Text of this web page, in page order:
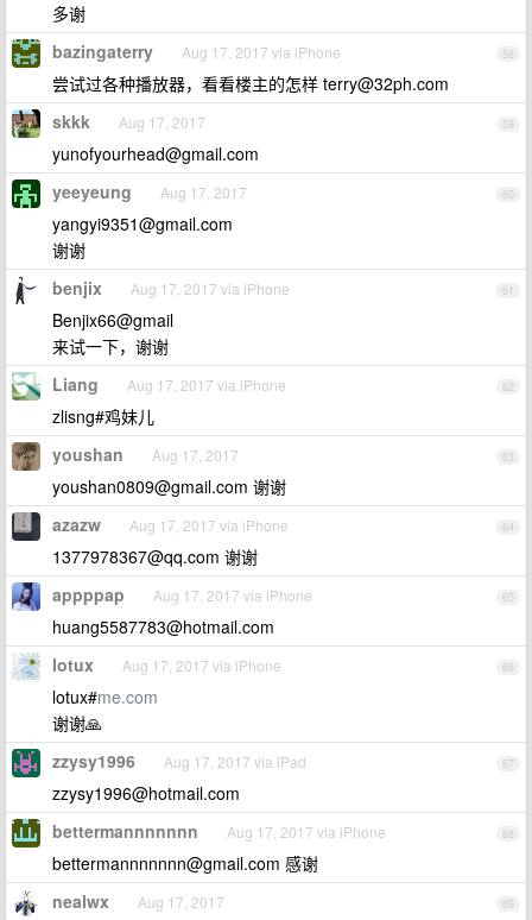
多谢
58
bazingaterry Aug 17, 2017 via iPhone
尝试过各种播放器，看看楼主的怎样 terry@32ph.com
59
skkk Aug 17, 2017
yunofyourhead@gmail.com
60
yeeyeung Aug 17, 2017
yangyi9351@gmail.com
谢谢
61
benjix Aug 17, 2017 via iPhone
Benjix66@gmail
来试一下，谢谢
62
Liang Aug 17, 2017 via iPhone
zlisng#鸡妹儿
63
youshan Aug 17, 2017
youshan0809@gmail.com 谢谢
64
azazw Aug 17, 2017 via iPhone
1377978367@qq.com 谢谢
65
appppap Aug 17, 2017 via iPhone
huang5587783@hotmail.com
66
lotux Aug 17, 2017 via iPhone
lotux#me.com
谢谢🙏
67
zzysy1996 Aug 17, 2017 via iPad
zzysy1996@hotmail.com
68
bettermannnnnnn Aug 17, 2017 via iPhone
bettermannnnnnn@gmail.com 感谢
69
nealwx Aug 17, 2017